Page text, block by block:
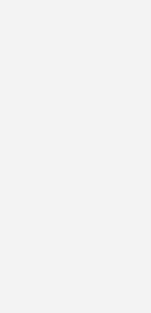
2026 braucht